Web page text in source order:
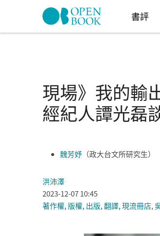
Skip to navigation
書評
現場》我的輸
經紀人譚光磊
魏芳妤 （政大台文所研究生）
洪沛澤
2023-12-07 10:45
著作權, 版權, 出版,翻譯,現流冊店,